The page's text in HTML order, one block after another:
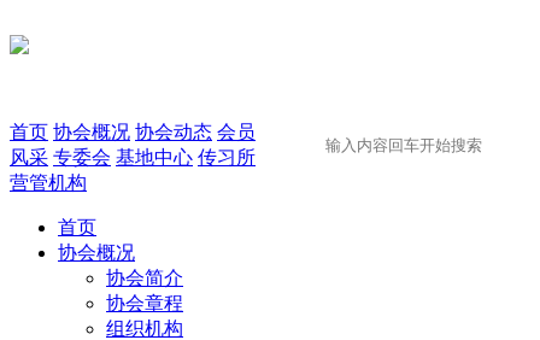
首页 协会概况 协会动态 会员
风采 专委会 基地中心 传习所
营管机构
首页
协会概况
协会简介
协会章程
组织机构